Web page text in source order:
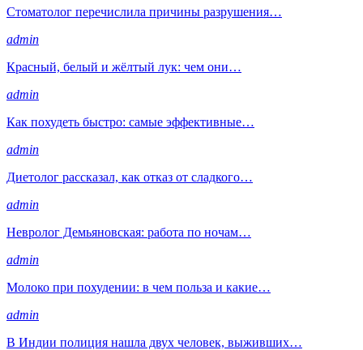
Стоматолог перечислила причины разрушения…
admin
Красный, белый и жёлтый лук: чем они…
admin
Как похудеть быстро: самые эффективные…
admin
Диетолог рассказал, как отказ от сладкого…
admin
Невролог Демьяновская: работа по ночам…
admin
Молоко при похудении: в чем польза и какие…
admin
В Индии полиция нашла двух человек, выживших…